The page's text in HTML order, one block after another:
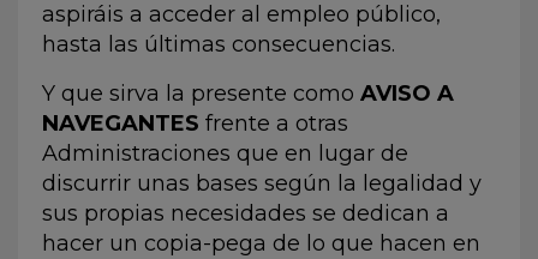
aspiráis a acceder al empleo público,
hasta las últimas consecuencias.
Y que sirva la presente como AVISO A
NAVEGANTES frente a otras
Administraciones que en lugar de
discurrir unas bases según la legalidad y
sus propias necesidades se dedican a
hacer un copia-pega de lo que hacen en